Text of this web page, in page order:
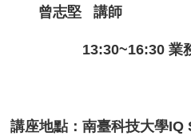
曾志堅 講師
13:30~16:30 業務目
講座地點：南臺科技大學IQ